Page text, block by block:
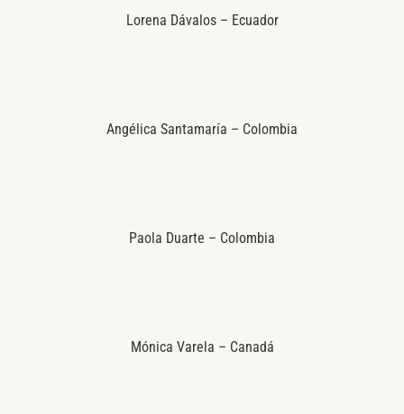
Lorena Dávalos – Ecuador
Angélica Santamaría – Colombia
Paola Duarte – Colombia
Mónica Varela – Canadá